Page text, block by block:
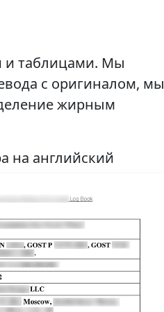
и таблицами. Мы
с оригиналом, мы
жирным
на английский